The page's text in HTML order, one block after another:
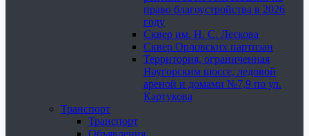
право благоустройства в 2026
году
Сквер им. Н. С. Лескова
Сквер Орловских партизан
Территория, ограниченная
Наугорским шоссе, ледовой
ареной и домами №7,9 по ул.
Картукова
Транспорт
Транспорт
Объявления